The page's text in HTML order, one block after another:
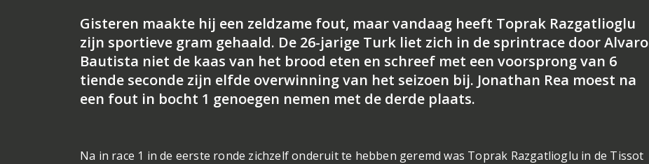
Gisteren maakte hij een zeldzame fout, maar vandaag heeft Toprak Razgatlioglu
zijn sportieve gram gehaald. De 26-jarige Turk liet zich in de sprintrace door Alvaro
Bautista niet de kaas van het brood eten en schreef met een voorsprong van 6
tiende seconde zijn elfde overwinning van het seizoen bij. Jonathan Rea moest na
een fout in bocht 1 genoegen nemen met de derde plaats.
Na in race 1 in de eerste ronde zichzelf onderuit te hebben geremd was Toprak Razgatlioglu in de Tissot